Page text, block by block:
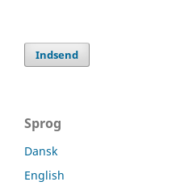
Indsend
Sprog
Dansk
English